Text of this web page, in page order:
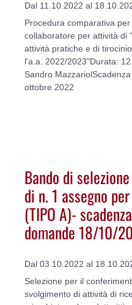
Dal 11.10.2022 al
Procedura comparativa
collaboratore per attività di
attività pratiche e di
l'a.a. 2022/2023"Durata:
Sandro
ottobre 2022
Bando di
di n. 1 assegno
(TIPO A)-
domande 18/10/
Dal 03.10.2022 al
Selezione per il
svolgimento di attività di